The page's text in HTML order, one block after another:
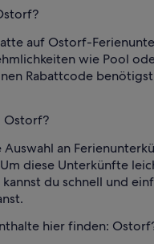
auf Ostorf-
wie Pool
Rabattcode
Ostorf?
an
diese Unterkünfte
du schnell und
hier finden: